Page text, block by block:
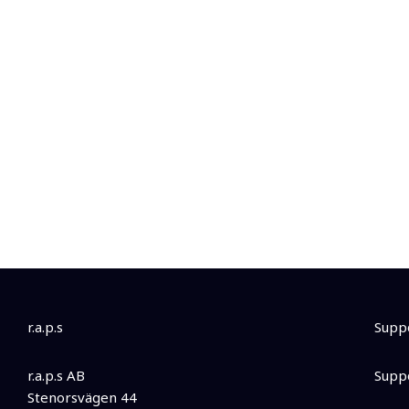
r.a.p.s
r.a.p.s AB
Stenorsvägen 44